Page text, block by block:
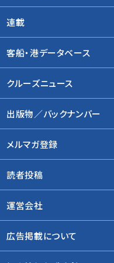
連載
客船・港データベース
クルーズニュース
出版物／バックナンバー
メルマガ登録
読者投稿
運営会社
広告掲載について